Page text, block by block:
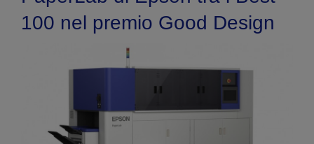
Eventi
100 nel premio Good Design